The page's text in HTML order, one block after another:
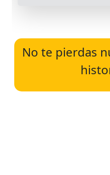
No te pierdas